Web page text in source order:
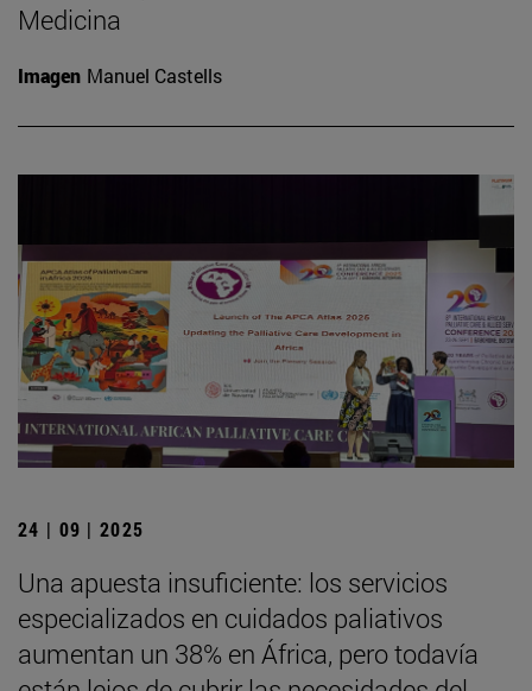
Medicina
Imagen Manuel Castells
24 | 09 | 2025
Una apuesta insuficiente: los servicios
especializados en cuidados paliativos
aumentan un 38% en África, pero todavía